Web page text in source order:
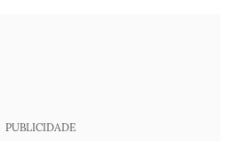
PUBLICIDADE